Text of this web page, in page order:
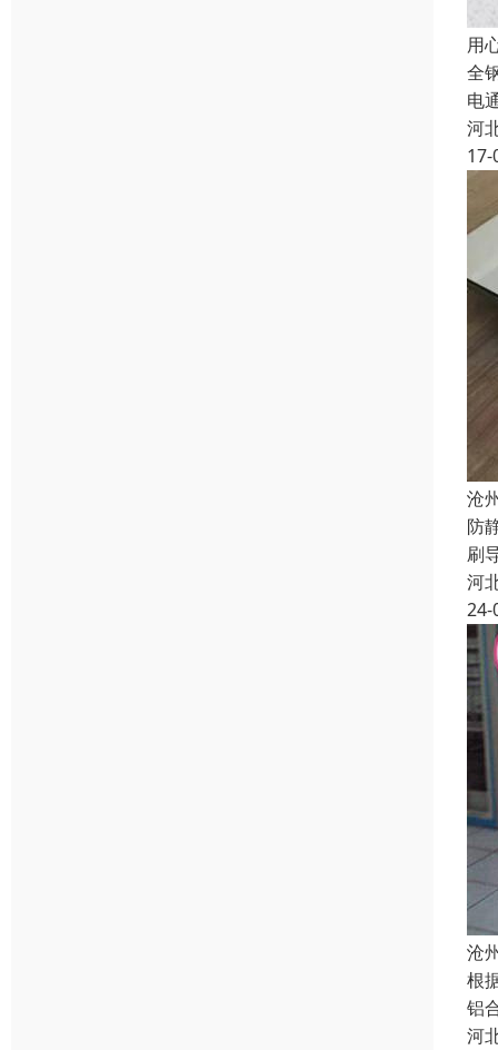
用
全
电
河
17-
沧
防
刷
河
24-
沧
根
铝
河